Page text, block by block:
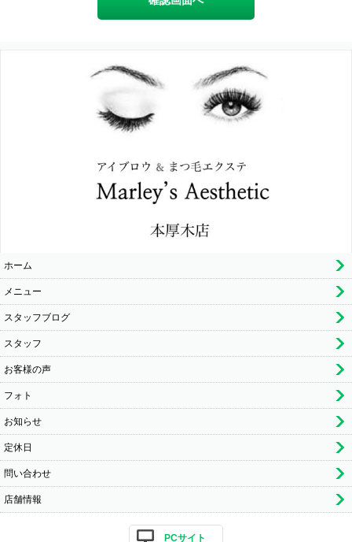
ホーム
メニュー
スタッフブログ
スタッフ
お客様の声
フォト
お知らせ
定休日
問い合わせ
店舗情報
PCサイト